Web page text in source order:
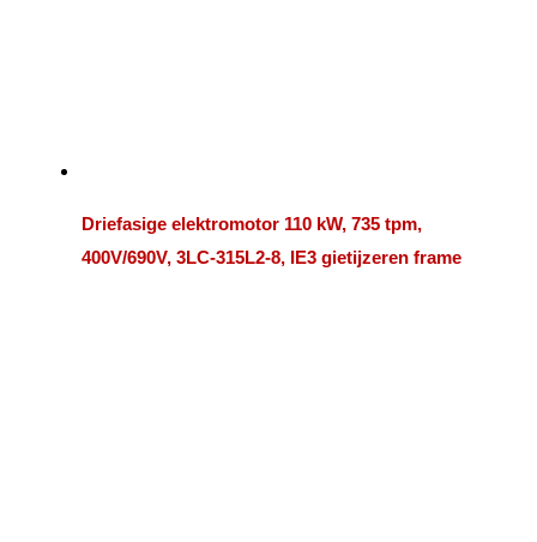
Driefasige elektromotor 110 kW, 735 tpm,
400V/690V, 3LC-315L2-8, IE3 gietijzeren frame